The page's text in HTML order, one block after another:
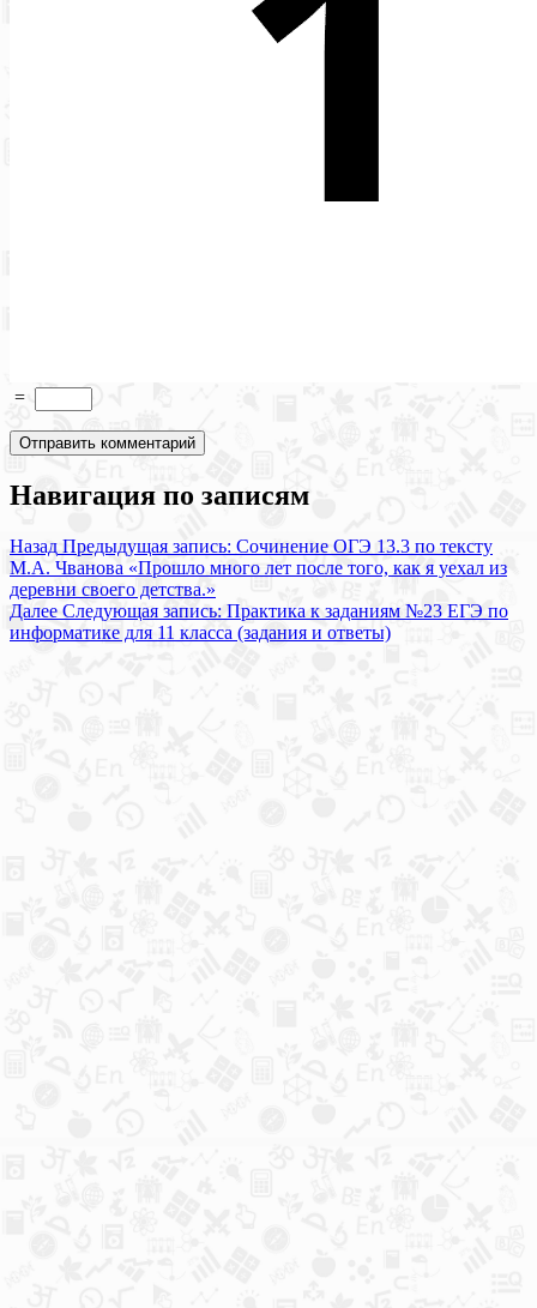
=
Навигация по записям
Назад Предыдущая запись: Сочинение ОГЭ 13.3 по тексту
М.А. Чванова «Прошло много лет после того, как я уехал из
деревни своего детства.»
Далее Следующая запись: Практика к заданиям №23 ЕГЭ по
информатике для 11 класса (задания и ответы)